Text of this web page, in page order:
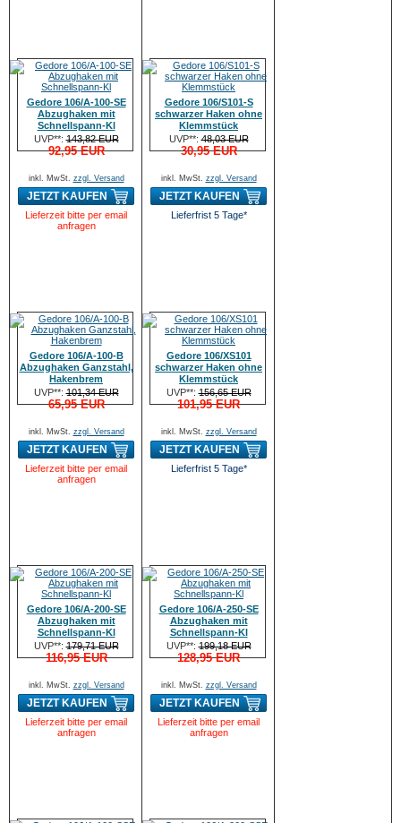
Gedore 106/A-100-SE
Abzughaken mit
Schnellspann-Kl
UVP**:143,82 EUR
92,95 EUR
inkl. MwSt. zzgl. Versand
JETZT KAUFEN
Lieferzeit bitte per email
anfragen
Gedore 106/S101-S
schwarzer Haken ohne
Klemmstück
UVP**:48,03 EUR
30,95 EUR
inkl. MwSt. zzgl. Versand
JETZT KAUFEN
Lieferfrist 5 Tage*
Gedore 106/A-100-B
Abzughaken Ganzstahl,
Hakenbrem
UVP**:101,34 EUR
65,95 EUR
inkl. MwSt. zzgl. Versand
JETZT KAUFEN
Lieferzeit bitte per email
anfragen
Gedore 106/XS101
schwarzer Haken ohne
Klemmstück
UVP**:156,65 EUR
101,95 EUR
inkl. MwSt. zzgl. Versand
JETZT KAUFEN
Lieferfrist 5 Tage*
Gedore 106/A-200-SE
Abzughaken mit
Schnellspann-Kl
UVP**:179,71 EUR
116,95 EUR
inkl. MwSt. zzgl. Versand
JETZT KAUFEN
Lieferzeit bitte per email
anfragen
Gedore 106/A-250-SE
Abzughaken mit
Schnellspann-Kl
UVP**:199,18 EUR
128,95 EUR
inkl. MwSt. zzgl. Versand
JETZT KAUFEN
Lieferzeit bitte per email
anfragen